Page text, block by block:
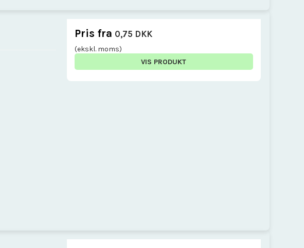
Pris fra 0,75 DKK
(ekskl. moms)
VIS PRODUKT